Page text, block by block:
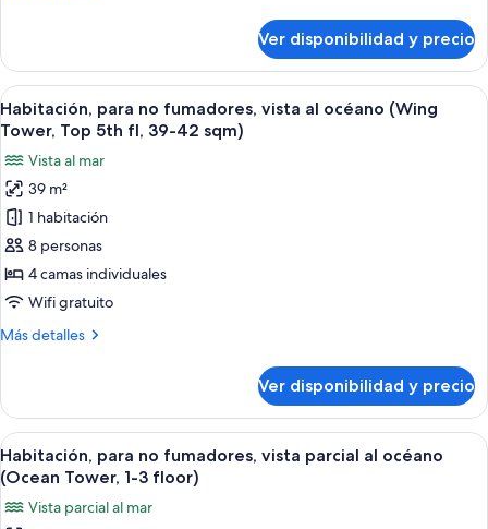
Tower,
39-
42
sqm)
para
no
fumadores,
vista
océano
(Wing
Tower,
39-
42
Ver disponibilidad y precio
Ver
todas
fotos
de
Habitación,
para
no
fumadores,
al
Tower,
Top
5th
fl,
39-
Un resort con piscina, sillas de
3
Habitación, para no fumadores, vista al océano (Wing
Tower, Top 5th fl, 39-42 sqm)
Vista al mar
39 m²
1 habitación
8 personas
4 camas individuales
Wifi gratuito
Más detalles
Más
para
no
fumadores,
vista
al
océano
Ver disponibilidad y precio
Ver
todas
las
fotos
Habitación de hotel con dos camas,
3
Habitación, para no fumadores, vista parcial al océano
(Ocean Tower, 1-3 floor)
Vista parcial al mar